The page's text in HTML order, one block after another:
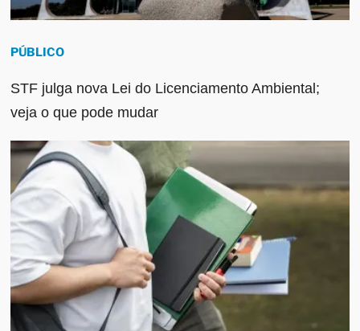
PÚBLICO
STF julga nova Lei do Licenciamento Ambiental;
veja o que pode mudar